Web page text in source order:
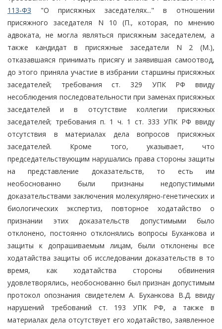
113-ФЗ "О присяжных заседателях..." в отношении
присяжного заседателя N 10 (П., которая, по мнению
адвоката, не могла являться присяжным заседателем, а
также кандидат в присяжные заседатели N 2 (М.),
отказавшаяся принимать присягу и заявившая самоотвод,
до этого приняла участие в избрании старшины присяжных
заседателей; требования ст. 329 УПК РФ ввиду
несоблюдения последовательности при заменах присяжных
заседателей и в отсутствие коллегии присяжных
заседателей; требования п. 1 ч. 1 ст. 333 УПК РФ ввиду
отсутствия в материалах дела вопросов присяжных
заседателей. Кроме того, указывает, что
председательствующим нарушались права стороны защиты
на представление доказательств, то есть им
необоснованно были признаны недопустимыми
доказательствами заключения молекулярно-генетических и
биологических экспертиз, повторное ходатайство о
признании этих доказательств допустимыми было
отклонено, постоянно отклонялись вопросы Буханкова и
защиты к допрашиваемым лицам, были отклонены все
ходатайства защиты об исследовании доказательств в то
время, как ходатайства стороны обвинения
удовлетворялись, необоснованно был признан допустимым
протокол опознания свидетелем А. Буханкова В.Д. ввиду
нарушений требований ст. 193 УПК РФ, а также в
материалах дела отсутствует его ходатайство, заявленное